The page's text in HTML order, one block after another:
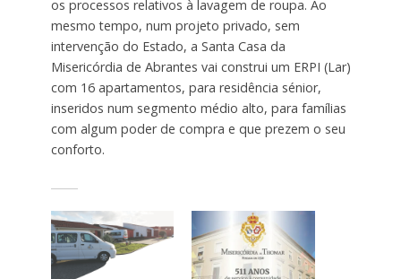
os processos relativos à lavagem de roupa. Ao
mesmo tempo, num projeto privado, sem
intervenção do Estado, a Santa Casa da
Misericórdia de Abrantes vai construi um ERPI (Lar)
com 16 apartamentos, para residência sénior,
inseridos num segmento médio alto, para famílias
com algum poder de compra e que prezem o seu
conforto.